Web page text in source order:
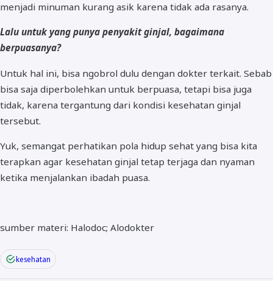
menjadi minuman kurang asik karena tidak ada rasanya.
Lalu untuk yang punya penyakit ginjal, bagaimana
berpuasanya?
Untuk hal ini, bisa ngobrol dulu dengan dokter terkait. Sebab
bisa saja diperbolehkan untuk berpuasa, tetapi bisa juga
tidak, karena tergantung dari kondisi kesehatan ginjal
tersebut.
Yuk, semangat perhatikan pola hidup sehat yang bisa kita
terapkan agar kesehatan ginjal tetap terjaga dan nyaman
ketika menjalankan ibadah puasa.
sumber materi: Halodoc; Alodokter
kesehatan